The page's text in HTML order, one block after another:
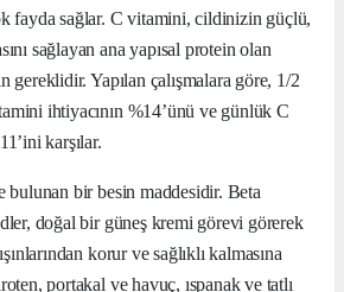
fayda sağlar. C vitamini, cildinizin güçlü,
sağlayan ana yapısal protein olan
gereklidir. Yapılan çalışmalara göre, 1/2
ihtiyacının %14’ünü ve günlük C
karşılar.
bulunan bir besin maddesidir. Beta
doğal bir güneş kremi görevi görerek
korur ve sağlıklı kalmasına
portakal ve havuç, ıspanak ve tatlı